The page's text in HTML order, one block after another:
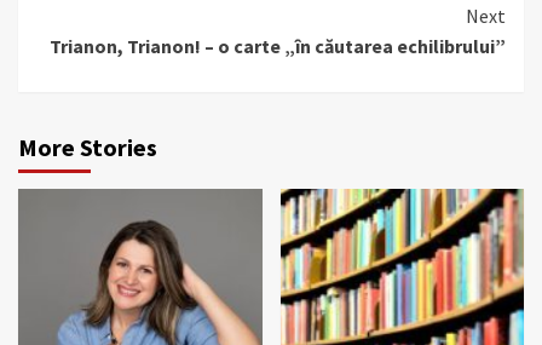
Next
Trianon, Trianon! – o carte „în căutarea echilibrului”
More Stories